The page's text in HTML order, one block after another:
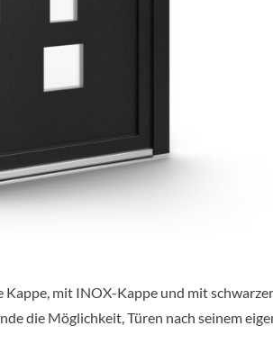
Kappe, mit INOX-Kappe und mit
die Möglichkeit, Türen nach seinem